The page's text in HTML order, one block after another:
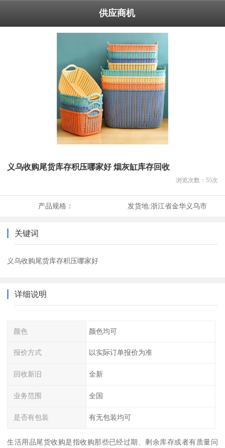
供应商机
义乌收购尾货库存积压哪家好 烟灰缸库存回收
浏览次数： 55次
产品规格： 发货地:浙江省金华义乌市
关键词
义乌收购尾货库存积压哪家好
详细说明
颜色 颜色均可
报价方式 以实际订单报价为准
回收新旧 全新
业务范围 全国
是否有包装 有无包装均可
生活用品尾货收购是指收购那些已经过期、剩余库存或者有质量问